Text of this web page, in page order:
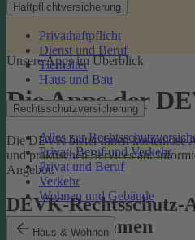
Haftpflichtversicherung
Privathaftpflicht
Dienst und Beruf
Tierhalter
Haus und Bau
Rechtsschutzversicherung
Alles zur
Privat, Beruf und Verkehr
Privat und Beruf
Verkehr
Wohnen und Gebäude
Haus & Wohnen
Unsere Apps im Überblick
Die Apps der
Die DEVK bietet Ihnen kostenlose
und praktischen Services an.
Angebot.
DEVK-
Rechtsproblemen